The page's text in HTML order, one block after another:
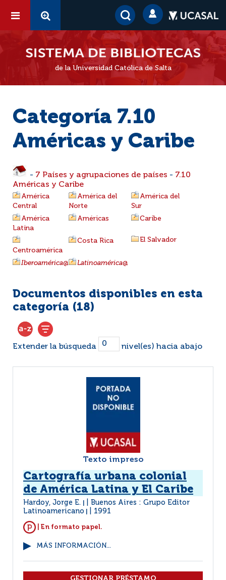
de la Universidad Católica de Salta
Categoría 7.10
Américas y Caribe
- 7 Países y agrupaciones de países - 7.10
Américas y Caribe
América
Central
América del
Norte
América del
Sur
América
Latina
Américas Caribe
Centroamérica
Costa Rica El Salvador
Iberoamérica@ Latinoamérica@
Documentos disponibles en esta
categoría (18)
Extender la búsqueda nivel(es) hacia abajo
Texto impreso
Cartografía urbana colonial
de América Latina y El Caribe
Hardoy, Jorge E.
Buenos Aires : Grupo Editor
Latinoamericano
1991
| En formato papel.
MÁS INFORMACIÓN...